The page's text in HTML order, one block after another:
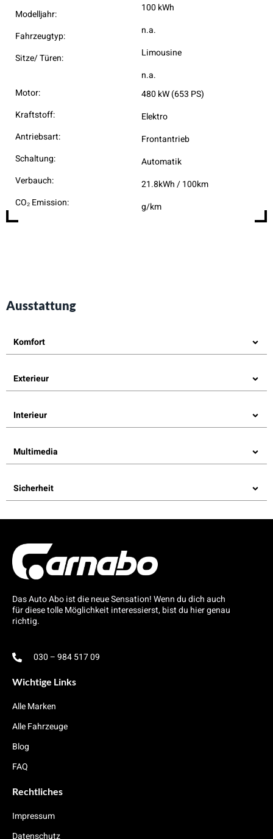
Modelljahr:
Fahrzeugtyp:
Sitze/ Türen:
100 kWh
n.a.
Limousine
n.a.
Motor:
Kraftstoff:
Antriebsart:
Schaltung:
Verbauch:
CO₂ Emission:
480 kW (653 PS)
Elektro
Frontantrieb
Automatik
21.8kWh / 100km
g/km
Ausstattung
Komfort
Exterieur
Interieur
Multimedia
Sicherheit
Das Auto Abo ist die neue Sensation! Wenn du dich auch
für diese tolle Möglichkeit interessierst, bist du hier genau
richtig.
030 – 984 517 09
Wichtige Links
Alle Marken
Alle Fahrzeuge
Blog
FAQ
Rechtliches
Impressum
Datenschutz